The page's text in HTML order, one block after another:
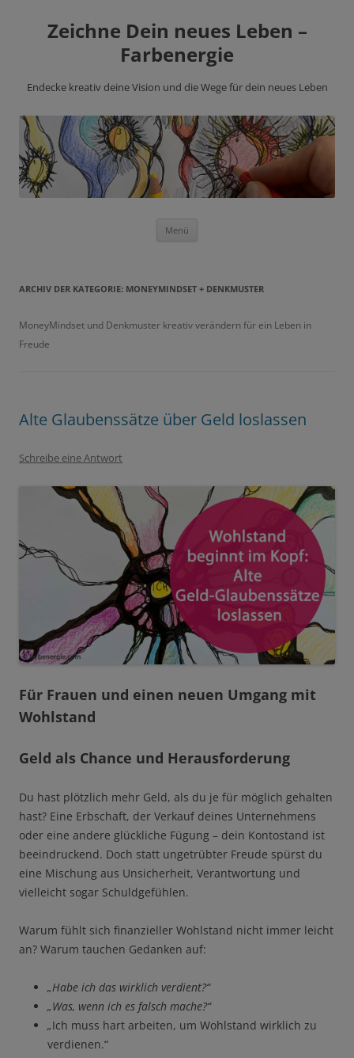
Zeichne Dein neues Leben –
Farbenergie
Endecke kreativ deine Vision und die Wege für dein neues Leben
Menü
ARCHIV DER KATEGORIE: MONEYMINDSET + DENKMUSTER
MoneyMindset und Denkmuster kreativ verändern für ein Leben in
Freude
Alte Glaubenssätze über Geld loslassen
Schreibe eine Antwort
Für Frauen und einen neuen Umgang mit
Wohlstand
Geld als Chance und Herausforderung
Du hast plötzlich mehr Geld, als du je für möglich gehalten
hast? Eine Erbschaft, der Verkauf deines Unternehmens
oder eine andere glückliche Fügung – dein Kontostand ist
beeindruckend. Doch statt ungetrübter Freude spürst du
eine Mischung aus Unsicherheit, Verantwortung und
vielleicht sogar Schuldgefühlen.
Warum fühlt sich finanzieller Wohlstand nicht immer leicht
an? Warum tauchen Gedanken auf:
„Habe ich das wirklich verdient?“
„Was, wenn ich es falsch mache?“
„Ich muss hart arbeiten, um Wohlstand wirklich zu
verdienen.“